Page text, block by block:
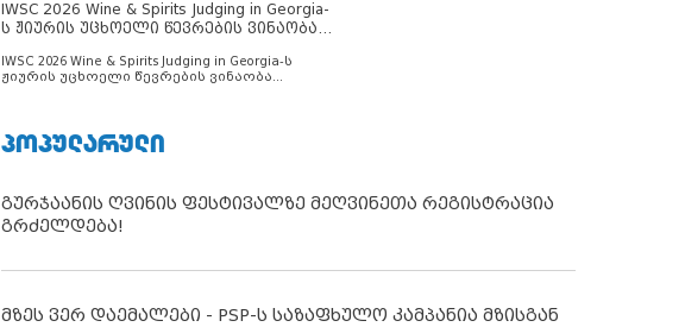
IWSC 2026 Wine & Spirits Judging in Georgia-
ს ჟიურის უცხოელი წევრების ვინაობა
IWSC 2026 Wine & Spirits Judging in Georgia-ს
ჟიურის უცხოელი წევრების ვინაობა
ᲞᲝᲞᲣᲚᲐᲠᲣᲚᲘ
გურჯაანის ღვინის ფესტივალზე მეღვინეთა რეგისტრაცია
გრძელდება!
მზეს ვერ დაემალები - PSP-ს საზაფხულო კამპანია მზისგან